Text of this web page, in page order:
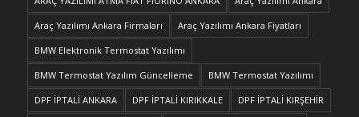
Araç Yazılımı Ankara Firmaları Araç Yazılımı Ankara Fiyatları
BMW Elektronik Termostat Yazılımı
BMW Termostat Yazılım Güncelleme BMW Termostat Yazılımı
DPF İPTALİ ANKARA DPF İPTALİ KIRIKKALE DPF İPTALİ KIRŞEHİR